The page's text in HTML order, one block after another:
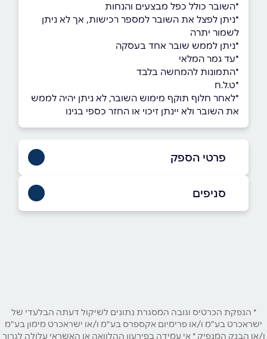
*השובר כולל כפל מבצעים והנחות
*ניתן לפצל את השובר למספר רכישות, אך לא ניתן
לשמור יתרה
*ניתן לממש שובר אחד בעסקה
*עד גמר המלאי
*התמונות להמחשה בלבד
*ט.ל.ח
*לאחר חלוף תוקף מימוש השובר, לא ניתן יהיה לממש
את השובר ולא יינתן זיכוי או החזר כספי בגינו
פרטי הספק
באתר בפייסבוק
באינסטגרם
טלפון*
סניפים
גולדה מאיר 1
* הנפקת הכרטיס וגובה המסגרת נתונים לשיקול דעתה הבלעדי של
ישראכרט בע"מ ו/או פרימיום אקספרס בע"מ ו/או ישראכרט מימון בע"מ
ו/או הבנק המנפיק * אי עמידה בפירעון ההלוואה או האשראי עלולה לגרור